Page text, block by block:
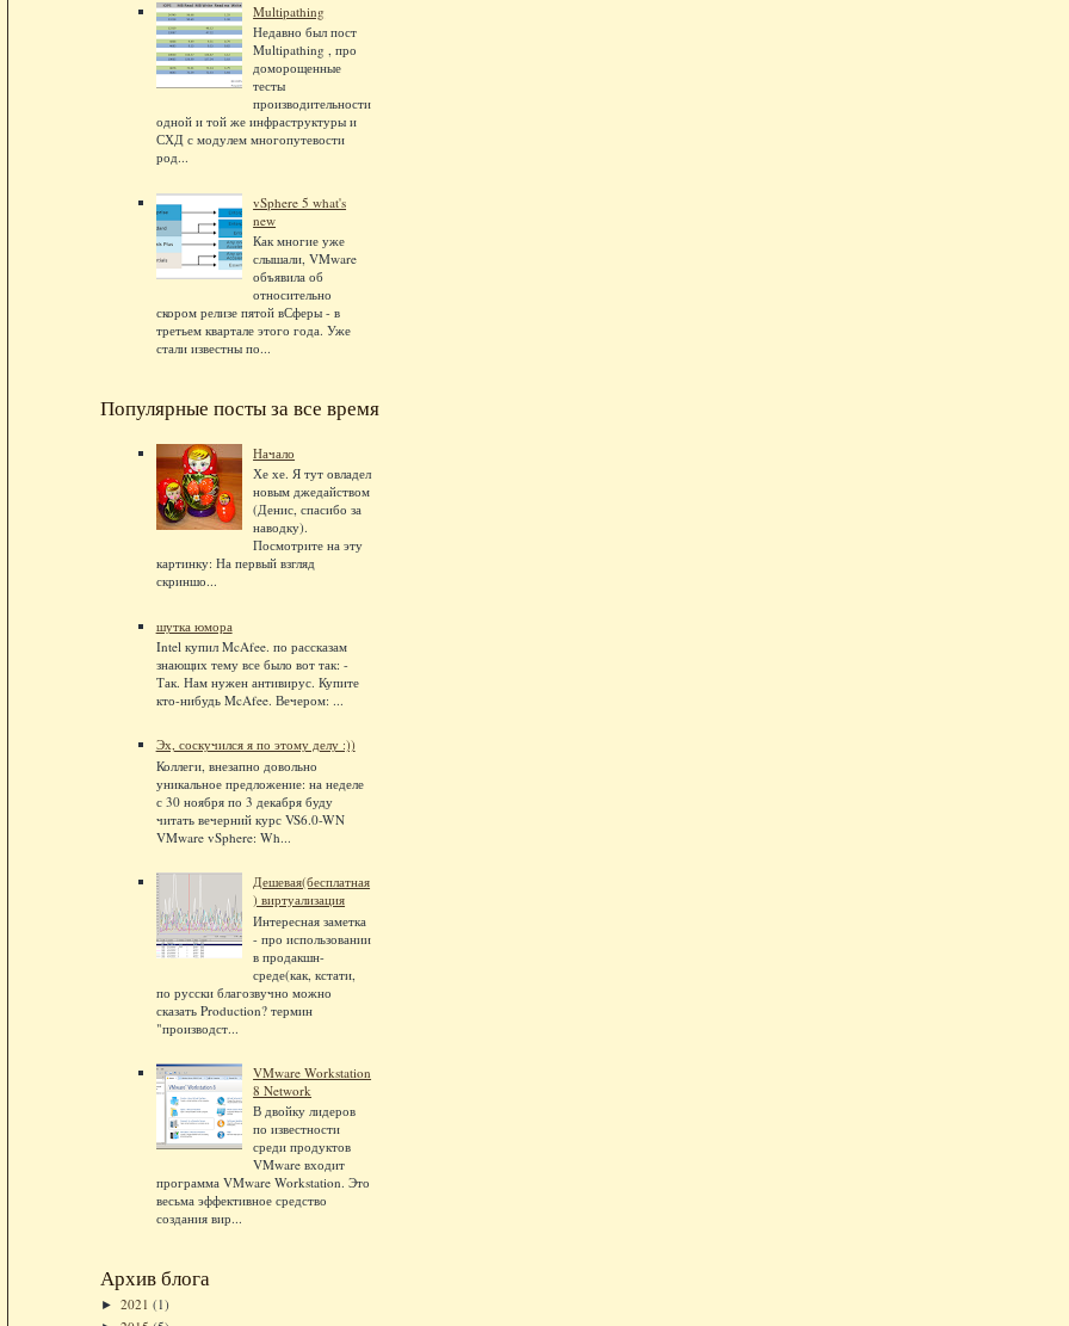
Multipathing
Недавно был пост
Multipathing , про
доморощенные
тесты
производительности
одной и той же инфраструктуры и
СХД с модулем многопутевости
род...
vSphere 5 what's
new
Как многие уже
слышали, VMware
объявила об
относительно
скором релизе пятой вСферы - в
третьем квартале этого года. Уже
стали известны по...
Популярные посты за все время
Начало
Хе хе. Я тут овладел
новым джедайством
(Денис, спасибо за
наводку).
Посмотрите на эту
картинку: На первый взгляд
скриншо...
шутка юмора
Intel купил McAfee. по рассказам
знающих тему все было вот так: -
Так. Нам нужен антивирус. Купите
кто-нибудь McAfee. Вечером: ...
Эх, соскучился я по этому делу :))
Коллеги, внезапно довольно
уникальное предложение: на неделе
с 30 ноября по 3 декабря буду
читать вечерний курс VS6.0-WN
VMware vSphere: Wh...
Дешевая(бесплатная
) виртуализация
Интересная заметка
- про использовании
в продакшн-
среде(как, кстати,
по русски благозвучно можно
сказать Production? термин
"производст...
VMware Workstation
8 Network
В двойку лидеров
по известности
среди продуктов
VMware входит
программа VMware Workstation. Это
весьма эффективное средство
создания вир...
Архив блога
► 2021 (1)